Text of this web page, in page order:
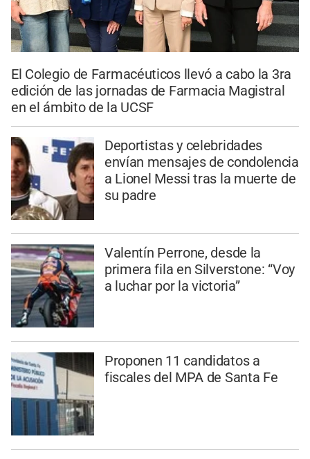
El Colegio de Farmacéuticos llevó a cabo la 3ra
edición de las jornadas de Farmacia Magistral
en el ámbito de la UCSF
Deportistas y celebridades
envían mensajes de condolencia
a Lionel Messi tras la muerte de
su padre
Valentín Perrone, desde la
primera fila en Silverstone: “Voy
a luchar por la victoria”
Proponen 11 candidatos a
fiscales del MPA de Santa Fe